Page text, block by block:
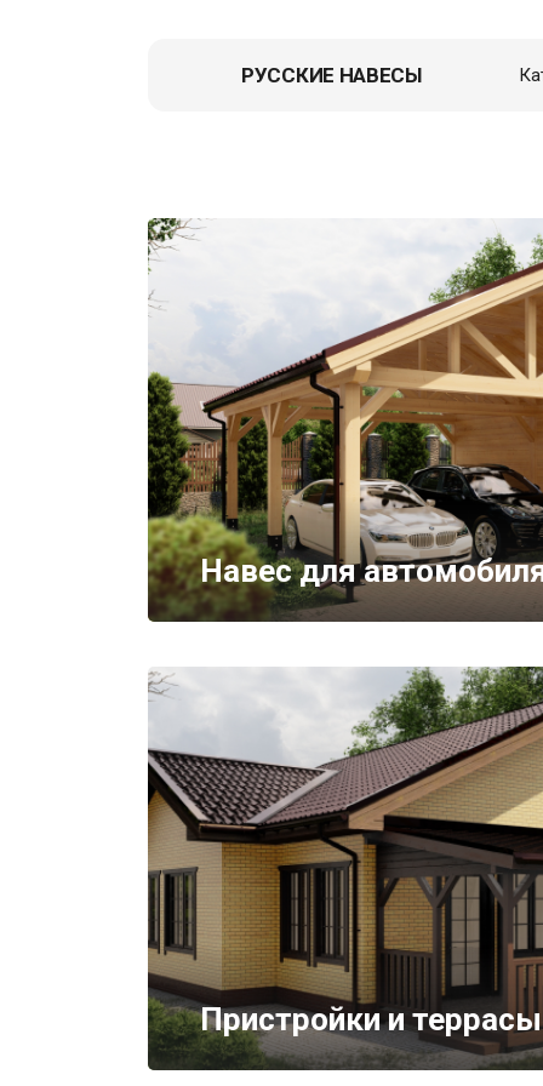
РУССКИЕ НАВЕСЫ
Летние
Зоны
Вольеры
Гаражи
Навес для
Пристройки и террасы